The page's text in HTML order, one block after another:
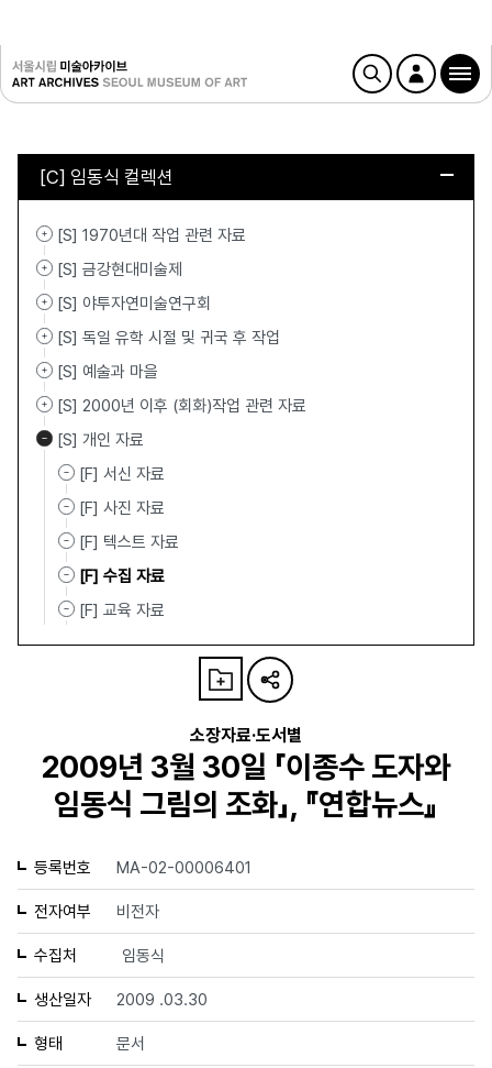
[C] 임동식 컬렉션
[S] 1970년대 작업 관련 자료
[S] 금강현대미술제
[S] 야투자연미술연구회
[S] 독일 유학 시절 및 귀국 후 작업
[S] 예술과 마을
[S] 2000년 이후 (회화)작업 관련 자료
[S] 개인 자료
[F] 서신 자료
[F] 사진 자료
[F] 텍스트 자료
[F] 수집 자료
[F] 교육 자료
소장자료·도서별
2009년 3월 30일 「이종수 도자와
임동식 그림의 조화」, 『연합뉴스』
등록번호 MA-02-00006401
전자여부 비전자
수집처 임동식
생산일자 2009 .03.30
형태 문서